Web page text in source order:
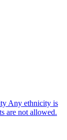
Any ethnicity is
are not allowed.